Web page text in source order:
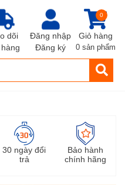
Đăng nhập
Đăng ký
Giỏ hàng
0
0 sản phẩm
dõi
30 ngày đổi
trả
Bảo hành
chính hãng